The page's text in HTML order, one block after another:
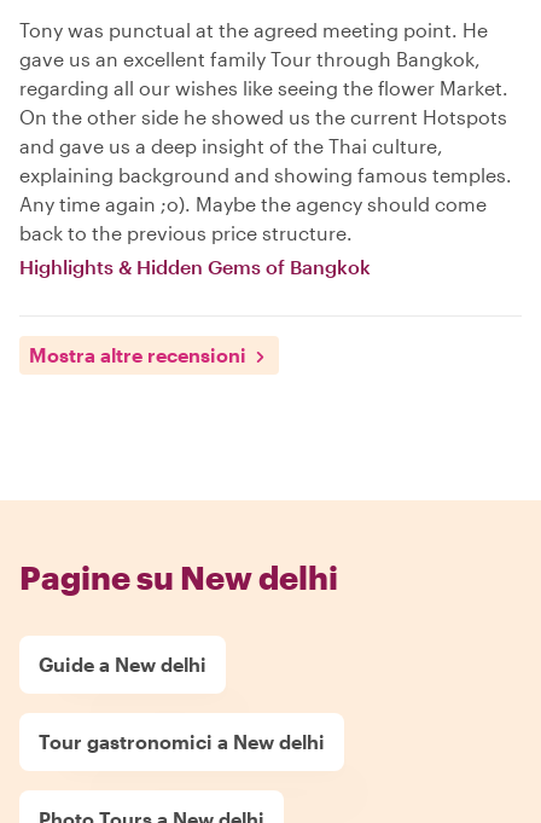
Tony was punctual at the agreed meeting point. He
gave us an excellent family Tour through Bangkok,
regarding all our wishes like seeing the flower Market.
On the other side he showed us the current Hotspots
and gave us a deep insight of the Thai culture,
explaining background and showing famous temples.
Any time again ;o). Maybe the agency should come
back to the previous price structure.
Highlights & Hidden Gems of Bangkok
Mostra altre recensioni
Pagine su New delhi
Guide a New delhi
Tour gastronomici a New delhi
Photo Tours a New delhi